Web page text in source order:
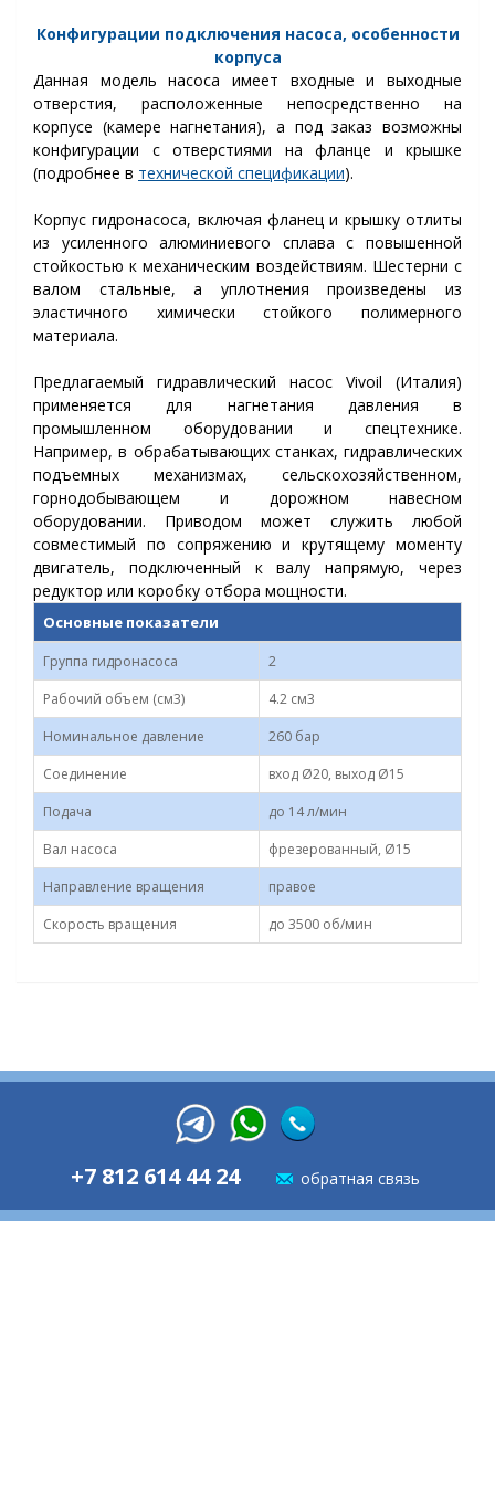
Конфигурации подключения насоса, особенности
корпуса
Данная модель насоса имеет входные и выходные
отверстия, расположенные непосредственно на
корпусе (камере нагнетания), а под заказ возможны
конфигурации с отверстиями на фланце и крышке
(подробнее в технической спецификации).
Корпус гидронасоса, включая фланец и крышку отлиты
из усиленного алюминиевого сплава с повышенной
стойкостью к механическим воздействиям. Шестерни с
валом стальные, а уплотнения произведены из
эластичного химически стойкого полимерного
материала.
Предлагаемый гидравлический насос Vivoil (Италия)
применяется для нагнетания давления в
промышленном оборудовании и спецтехнике.
Например, в обрабатывающих станках, гидравлических
подъемных механизмах, сельскохозяйственном,
горнодобывающем и дорожном навесном
оборудовании. Приводом может служить любой
совместимый по сопряжению и крутящему моменту
двигатель, подключенный к валу напрямую, через
редуктор или коробку отбора мощности.
Основные показатели
Группа гидронасоса
2
Рабочий объем (см3)
4.2 см3
Номинальное давление
260 бар
Соединение
вход Ø20, выход Ø15
Подача
до 14 л/мин
Вал насоса
фрезерованный, Ø15
Направление вращения
правое
Скорость вращения
до 3500 об/мин
+7 812 614 44 24 обратная связь